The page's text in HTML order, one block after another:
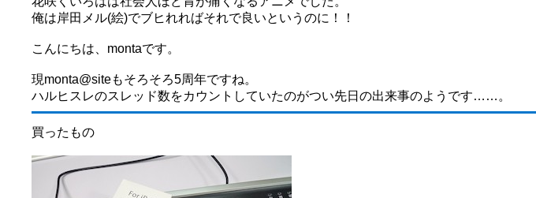
俺は岸田メル(絵)でブヒれればそれで良いというのに！！
こんにちは、montaです。
現monta@siteもそろそろ5周年ですね。
ハルヒスレのスレッド数をカウントしていたのがつい先日の出来事のようです……。
買ったもの